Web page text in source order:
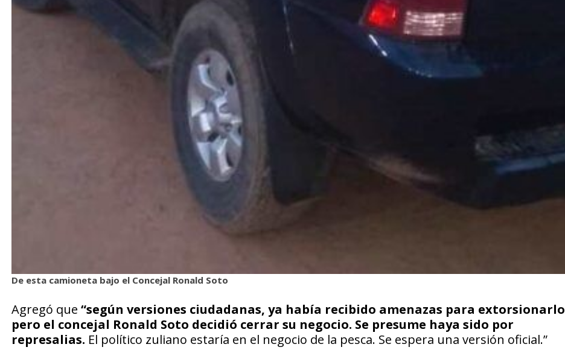
De esta camioneta bajo el Concejal Ronald Soto
Agregó que “según versiones ciudadanas, ya había recibido amenazas para extorsionarlo
pero el concejal Ronald Soto decidió cerrar su negocio. Se presume haya sido por
represalias. El político zuliano estaría en el negocio de la pesca. Se espera una versión oficial.”